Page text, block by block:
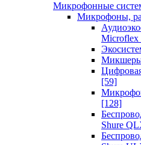
Микрофонные
Микрофоны,
Microflex
Микшеры
[59]
[128]
Shure